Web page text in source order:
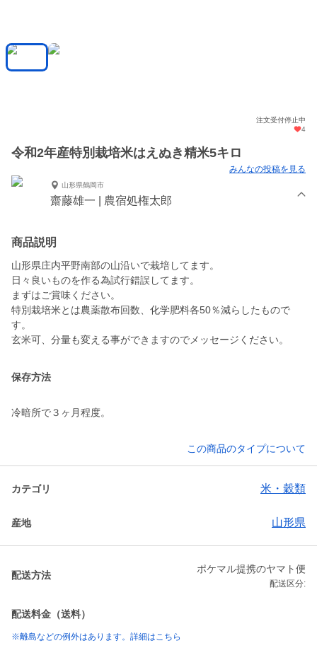
注文受付停止中
4
令和2年産特別栽培米はえぬき精米5キロ
みんなの投稿を見る
山形県鶴岡市
齋藤雄一 | 農宿処権太郎
商品説明
山形県庄内平野南部の山沿いで栽培してます。
日々良いものを作る為試行錯誤してます。
まずはご賞味ください。
特別栽培米とは農薬散布回数、化学肥料各50％減らしたもので
す。
玄米可、分量も変える事ができますのでメッセージください。
保存方法
冷暗所で３ヶ月程度。
この商品のタイプについて
カテゴリ 米・穀類
産地 山形県
配送方法
ポケマル提携のヤマト便
配送区分:
配送料金（送料）
※離島などの例外はあります。詳細はこちら